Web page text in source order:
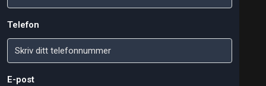
Telefon
E-post